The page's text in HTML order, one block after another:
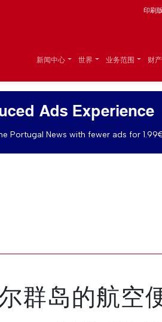
印刷版
新闻中心 世界 业务范围 财产
Ads Experience
Portugal News with fewer ads for
群岛的航空